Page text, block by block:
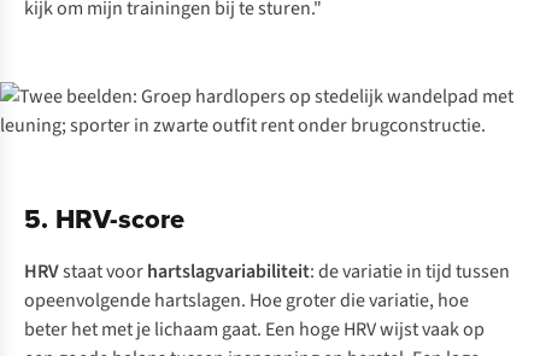
kijk om mijn trainingen bij te sturen."
5. HRV-score
HRVstaat voorhartslagvariabiliteit: de variatie in tijd tussen
opeenvolgende hartslagen. Hoe groter die variatie, hoe
beter het met je lichaam gaat. Een hoge HRV wijst vaak op